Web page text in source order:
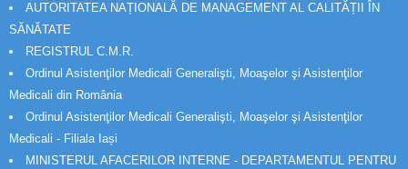
AUTORITATEA NAȚIONALĂ DE MANAGEMENT AL CALITĂȚII ÎN
SĂNĂTATE
REGISTRUL C.M.R.
Ordinul Asistenţilor Medicali Generalişti, Moaşelor şi Asistenţilor
Medicali din România
Ordinul Asistenţilor Medicali Generalişti, Moaşelor şi Asistenţilor
Medicali - Filiala Iași
MINISTERUL AFACERILOR INTERNE - DEPARTAMENTUL PENTRU